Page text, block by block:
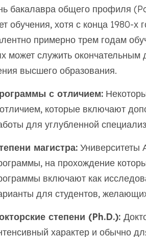
бакалавра общего профиля
обучения, хотя с конца 1980-
примерно трем годам
может служить
высшего образования.
с отличием:
которые включают
для углубленной
магистра:Университеты
на прохождение
включают как
для студентов,
степени (Ph.D.):
характер и обычно